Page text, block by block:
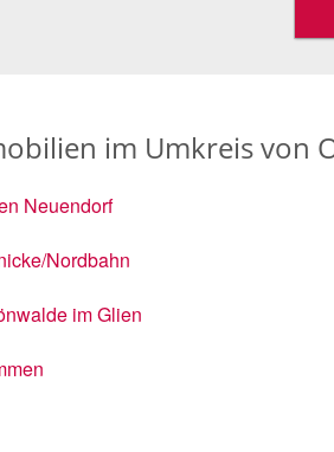
im Umkreis von
Neuendorf
Nordbahn
im Glien